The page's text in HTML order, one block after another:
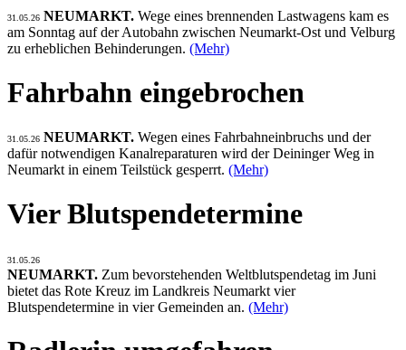
31.05.26 NEUMARKT. Wege eines brennenden Lastwagens kam es
am Sonntag auf der Autobahn zwischen Neumarkt-Ost und Velburg
zu erheblichen Behinderungen. (Mehr)
Fahrbahn eingebrochen
31.05.26 NEUMARKT. Wegen eines Fahrbahneinbruchs und der
dafür notwendigen Kanalreparaturen wird der Deininger Weg in
Neumarkt in einem Teilstück gesperrt. (Mehr)
Vier Blutspendetermine
31.05.26
NEUMARKT. Zum bevorstehenden Weltblutspendetag im Juni
bietet das Rote Kreuz im Landkreis Neumarkt vier
Blutspendetermine in vier Gemeinden an. (Mehr)